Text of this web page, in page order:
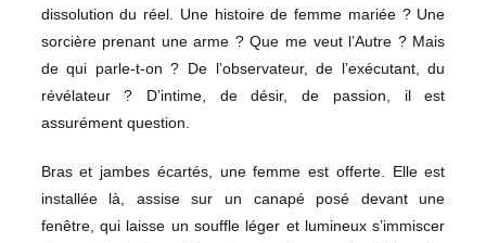
dissolution du réel. Une histoire de femme mariée ? Une
sorcière prenant une arme ? Que me veut l’Autre ? Mais
de qui parle-t-on ? De l’observateur, de l’exécutant, du
révélateur ? D’intime, de désir, de passion, il est
assurément question.
Bras et jambes écartés, une femme est offerte. Elle est
installée là, assise sur un canapé posé devant une
fenêtre, qui laisse un souffle léger et lumineux s’immiscer